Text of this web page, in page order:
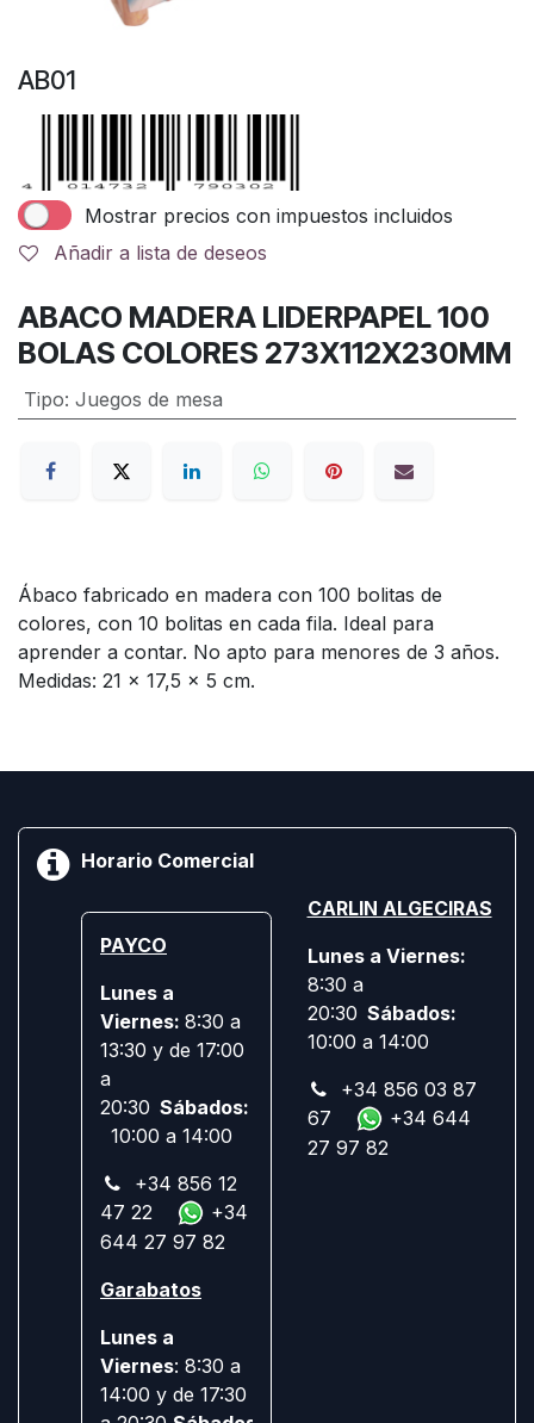
AB01
Mostrar precios con impuestos incluidos
Añadir a lista de deseos
ABACO MADERA LIDERPAPEL 100
BOLAS COLORES 273X112X230MM
Tipo: Juegos de mesa
Ábaco fabricado en madera con 100 bolitas de
colores, con 10 bolitas en cada fila. Ideal para
aprender a contar. No apto para menores de 3 años.
Medidas: 21 x 17,5 x 5 cm.
Horario Comercial
PAYCO
Lunes a
Viernes: 8:30 a
13:30 y de 17:00
a
20:30 Sábados:
10:00 a 14:00
+34 856 12
47 22
+34
644 27 97 82
Garabatos
Lunes a
Viernes: 8:30 a
14:00 y de 17:30
CARLIN ALGECIRAS
Lunes a Viernes:
8:30 a
20:30 Sábados:
10:00 a 14:00
+34 856 03 87
67
+34 644
27 97 82